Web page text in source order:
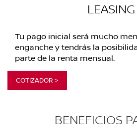
LEASING
Tu pago inicial será mucho
enganche y tendrás la
parte de la renta mensual.
COTIZADOR >
BENEFICIOS